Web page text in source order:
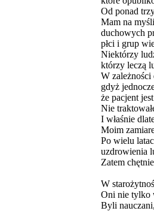
Od ponad
Mam na
duchowych
płci i grup
Niektórzy
którzy leczą
W zależności
gdyż
że pacjent
Nie
I właśnie
Moim
Po wielu
uzdrowienia
Zatem
W
Oni nie tylko
Byli